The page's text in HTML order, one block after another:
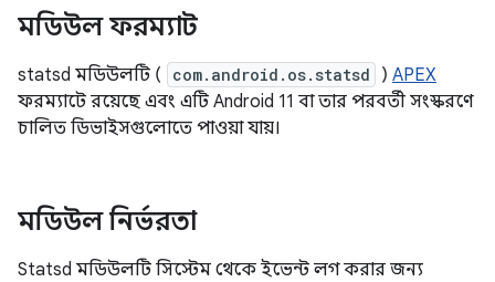
মডিউল ফরম্যাট
statsd মডিউলটি ( com.android.os.statsd ) APEX
ফরম্যাটে রয়েছে এবং এটি Android 11 বা তার পরবর্তী সংস্করণে
চালিত ডিভাইসগুলোতে পাওয়া যায়।
মডিউল নির্ভরতা
Statsd মডিউলটি সিস্টেম থেকে ইভেন্ট লগ করার জন্য